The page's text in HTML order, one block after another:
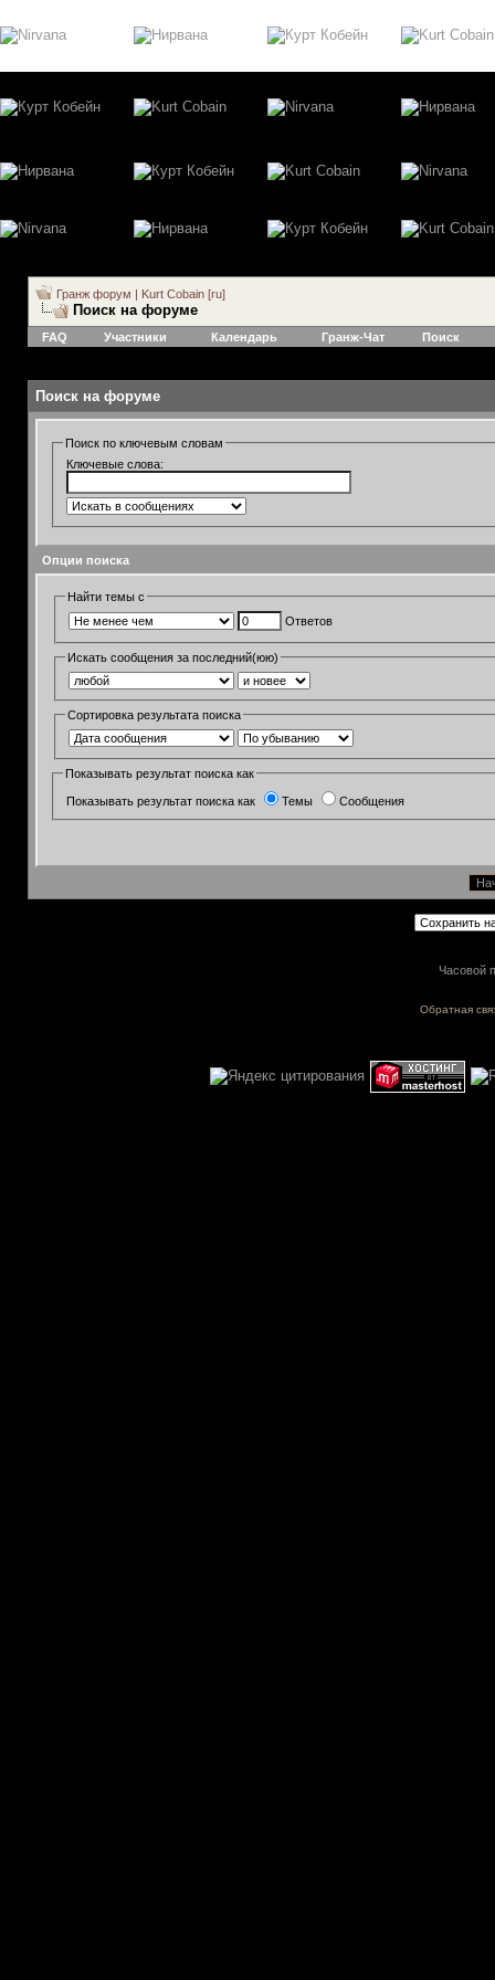
Гранж форум | Kurt Cobain [ru]
Поиск на форуме
FAQ Участники Календарь Гранж-Чат Поиск
Поиск на форуме
Поиск по ключевым словам
Ключевые слова:
Опции поиска
Найти темы с
Ответов
Искать сообщения за последний(юю)
Сортировка результата поиска
Показывать результат поиска как
Показывать результат поиска как Темы Сообщения
Часовой
Обратная